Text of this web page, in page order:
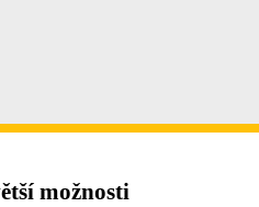
možnosti